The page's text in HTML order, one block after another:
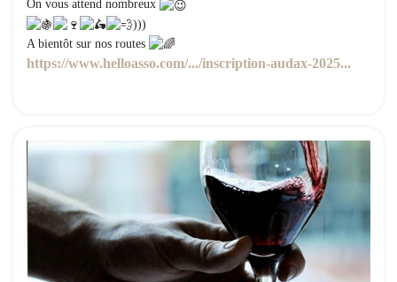
On vous attend nombreux
)))
A bientôt sur nos routes
https://www.helloasso.com/.../inscription-audax-2025...